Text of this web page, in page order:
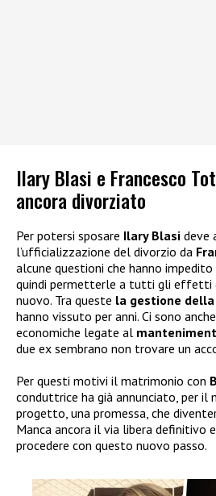
Ilary Blasi e Francesco
ancora divorziato
Per potersi sposare Ilary Blasi deve
l’ufficializzazione del divorzio da
alcune questioni che hanno
quindi permetterle a tutti gli effetti
nuovo. Tra queste la gestione della
hanno vissuto per anni. Ci sono
economiche legate al
due ex sembrano non trovare un
Per questi motivi il matrimonio con
conduttrice ha già annunciato, per
progetto, una promessa, che
Manca ancora il via libera definitivo
procedere con questo nuovo passo.